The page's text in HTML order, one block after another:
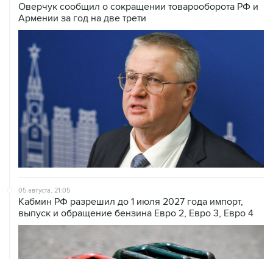
Оверчук сообщил о сокращении товарооборота РФ и
Армении за год на две трети
05 августа, 21:05
Кабмин РФ разрешил до 1 июля 2027 года импорт,
выпуск и обращение бензина Евро 2, Евро 3, Евро 4